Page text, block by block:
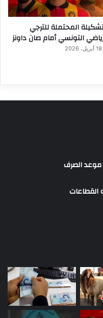
المحتملة للترجي
التونسي أمام صان داونز
18 أبريل، 2026
موعد الصرف
القطاعات